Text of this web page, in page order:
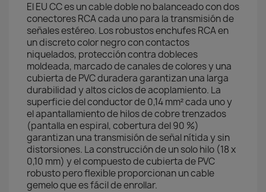
El EU CC es un cable doble no balanceado con dos
conectores RCA cada uno para la transmisión de
señales estéreo. Los robustos enchufes RCA en
un discreto color negro con contactos
niquelados, protección contra dobleces
moldeada, marcado de canales de colores y una
cubierta de PVC duradera garantizan una larga
durabilidad y altos ciclos de acoplamiento. La
superficie del conductor de 0,14 mm² cada uno y
el apantallamiento de hilos de cobre trenzados
(pantalla en espiral, cobertura del 90 %)
garantizan una transmisión de señal nítida y sin
distorsiones. La construcción de un solo hilo (18 x
0,10 mm) y el compuesto de cubierta de PVC
robusto pero flexible proporcionan un cable
gemelo que es fácil de enrollar.